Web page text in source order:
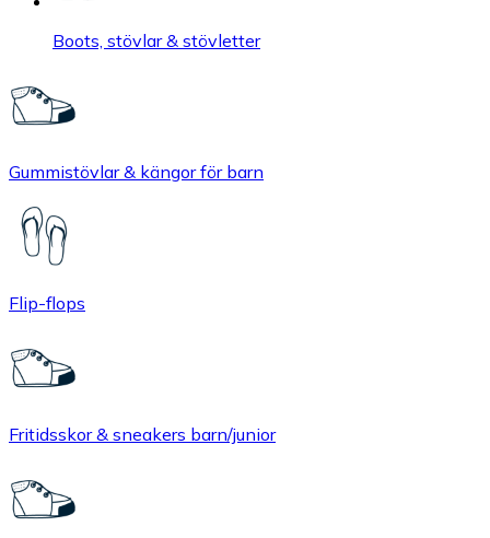
Boots, stövlar & stövletter
Gummistövlar & kängor för barn
Flip-flops
Fritidsskor & sneakers barn/junior